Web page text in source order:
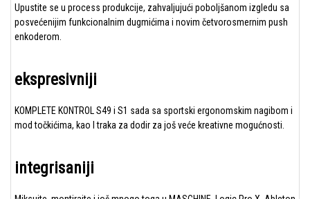
Upustite se u process produkcije, zahvaljujući poboljšanom izgledu sa
posvećenijim funkcionalnim dugmićima i novim četvorosmernim push
enkoderom.
ekspresivniji
KOMPLETE KONTROL S49 i S1 sada sa sportski ergonomskim nagibom i
mod točkićima, kao I traka za dodir za još veće kreativne mogućnosti.
integrisaniji